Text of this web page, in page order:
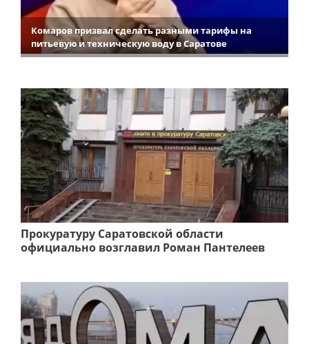
Комаров призвал сделать разными тарифы на
питьевую и техническую воду в Саратове
Прокуратуру Саратовской области
официально возглавил Роман Пантелеев